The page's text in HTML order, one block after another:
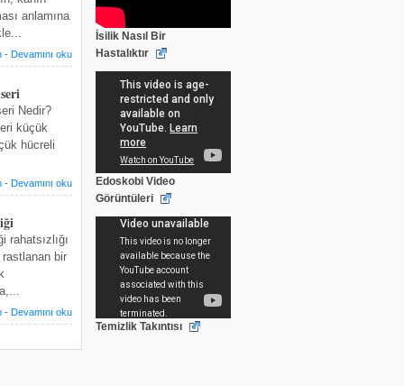
anlamına
- Devamını oku
Nedir?
küçük
hücreli
- Devamını oku
rahatsızlığı
bir
- Devamını oku
İsilik Nasıl Bir
Hastalıktır
Edoskobi Video
Görüntüleri
Temizlik Takıntısı